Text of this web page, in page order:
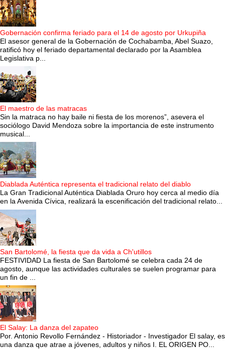
Gobernación confirma feriado para el 14 de agosto por Urkupiña
El asesor general de la Gobernación de Cochabamba, Abel Suazo,
ratificó hoy el feriado departamental declarado por la Asamblea
Legislativa p...
El maestro de las matracas
Sin la matraca no hay baile ni fiesta de los morenos”, asevera el
sociólogo David Mendoza sobre la importancia de este instrumento
musical...
Diablada Auténtica representa el tradicional relato del diablo
La Gran Tradicional Auténtica Diablada Oruro hoy cerca al medio día
en la Avenida Cívica, realizará la escenificación del tradicional relato...
San Bartolomé, la fiesta que da vida a Ch'utillos
FESTIVIDAD La fiesta de San Bartolomé se celebra cada 24 de
agosto, aunque las actividades culturales se suelen programar para
un fin de ...
El Salay: La danza del zapateo
Por. Antonio Revollo Fernández - Historiador - Investigador El salay, es
una danza que atrae a jóvenes, adultos y niños I. EL ORIGEN PO...